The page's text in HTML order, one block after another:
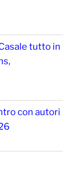
tutto in
con autori